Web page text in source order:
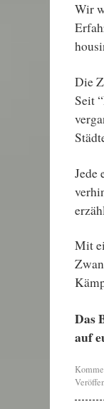
Wir
Die
Seit
Jede
Mit
Das
auf